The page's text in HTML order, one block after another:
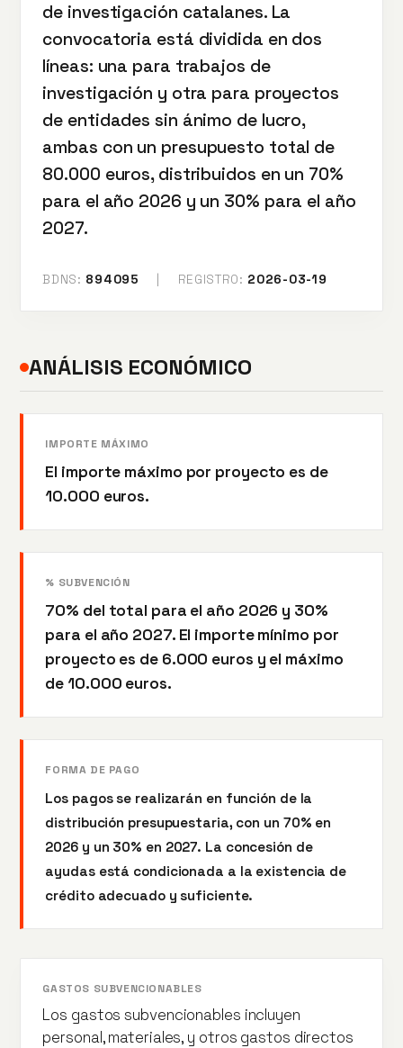
de investigación catalanes. La
convocatoria está dividida en dos
líneas: una para trabajos de
investigación y otra para proyectos
de entidades sin ánimo de lucro,
ambas con un presupuesto total de
80.000 euros, distribuidos en un 70%
para el año 2026 y un 30% para el año
2027.
BDNS: 894095 REGISTRO: 2026-03-19
ANÁLISIS ECONÓMICO
IMPORTE MÁXIMO
El importe máximo por proyecto es de
10.000 euros.
% SUBVENCIÓN
70% del total para el año 2026 y 30%
para el año 2027. El importe mínimo por
proyecto es de 6.000 euros y el máximo
de 10.000 euros.
FORMA DE PAGO
Los pagos se realizarán en función de la
distribución presupuestaria, con un 70% en
2026 y un 30% en 2027. La concesión de
ayudas está condicionada a la existencia de
crédito adecuado y suficiente.
GASTOS SUBVENCIONABLES
Los gastos subvencionables incluyen
personal, materiales, y otros gastos directos